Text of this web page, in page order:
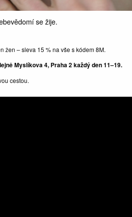
se žije.
žen – sleva 15 % na vše s kódem 8M.
Myslíkova 4, Praha 2 každý den 11–19.
cestou.